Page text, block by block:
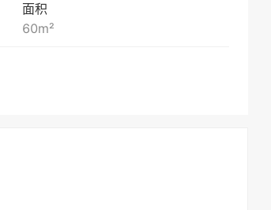
面积
60m²